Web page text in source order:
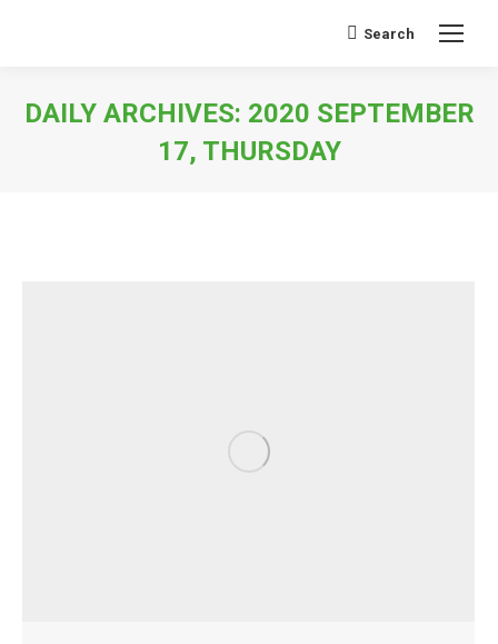
Search:
Search
DAILY ARCHIVES: 2020 SEPTEMBER
17, THURSDAY